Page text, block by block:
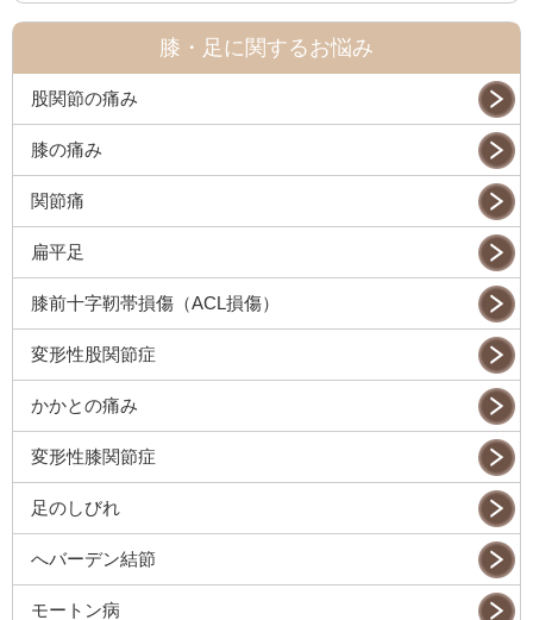
膝・足に関するお悩み
股関節の痛み
膝の痛み
関節痛
扁平足
膝前十字靭帯損傷（ACL損傷）
変形性股関節症
かかとの痛み
変形性膝関節症
足のしびれ
へバーデン結節
モートン病